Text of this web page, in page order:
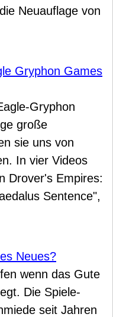
Neuauflage von
Gryphon Games
Gryphon
große
sie uns von
In vier Videos
Drover's Empires:
Sentence",
Neues?
wenn das Gute
Die Spiele-
seit Jahren